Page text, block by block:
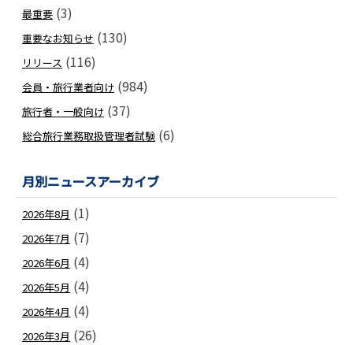
最重要 (3)
重要なお知らせ (130)
リリース (116)
会員・旅行業者向け (984)
旅行者・一般向け (37)
総合旅行業務取扱管理者試験 (6)
月別ニュースアーカイブ
2026年8月 (1)
2026年7月 (7)
2026年6月 (4)
2026年5月 (4)
2026年4月 (4)
2026年3月 (26)